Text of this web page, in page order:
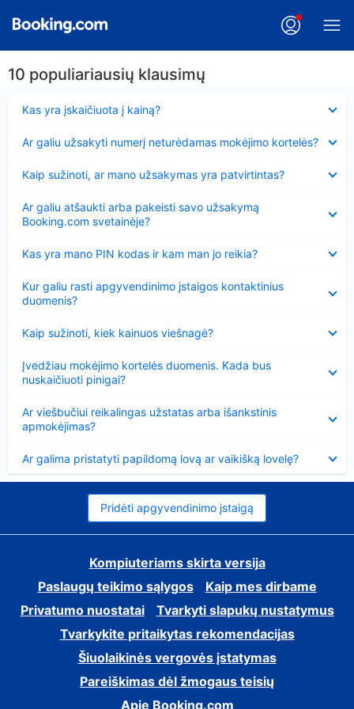
10 populiariausių klausimų
Kas yra įskaičiuota į kainą?
Ar galiu užsakyti numerį neturėdamas mokėjimo kortelės?
Kaip sužinoti, ar mano užsakymas yra patvirtintas?
Ar galiu atšaukti arba pakeisti savo užsakymą
Booking.com svetainėje?
Kas yra mano PIN kodas ir kam man jo reikia?
Kur galiu rasti apgyvendinimo įstaigos kontaktinius
duomenis?
Kaip sužinoti, kiek kainuos viešnagė?
Įvedžiau mokėjimo kortelės duomenis. Kada bus
nuskaičiuoti pinigai?
Ar viešbučiui reikalingas užstatas arba išankstinis
apmokėjimas?
Ar galima pristatyti papildomą lovą ar vaikišką lovelę?
Pridėti apgyvendinimo įstaigą
Kompiuteriams skirta versija
Paslaugų teikimo sąlygos
Kaip mes dirbame
Privatumo nuostatai
Tvarkyti slapukų nustatymus
Tvarkykite pritaikytas rekomendacijas
Šiuolaikinės vergovės įstatymas
Pareiškimas dėl žmogaus teisių
Apie Booking.com